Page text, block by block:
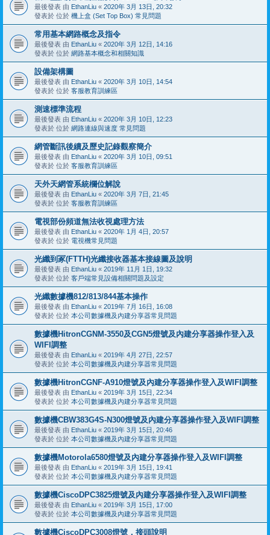
最後發表 由 EthanLiu « 2020年 3月 13日, 20:32
發表於 位於 機上盒 (Set Top Box) 常見問題
常用基本網路概念及指令
最後發表 由 EthanLiu « 2020年 3月 12日, 14:16
發表於 位於 網路基本概念和相關知識
設備架構圖
最後發表 由 EthanLiu « 2020年 3月 10日, 14:54
發表於 位於 客服教育訓練區
測速標準流程
最後發表 由 EthanLiu « 2020年 3月 10日, 12:23
發表於 位於 網路連線與速度 常見問題
網管斷訊後續及歷史記錄觀察簡介
最後發表 由 EthanLiu « 2020年 3月 10日, 09:51
發表於 位於 客服教育訓練區
天外天網管系統欄位解說
最後發表 由 EthanLiu « 2020年 3月 7日, 21:45
發表於 位於 客服教育訓練區
電視部份頻道無法收視處理方法
最後發表 由 EthanLiu « 2020年 1月 4日, 20:57
發表於 位於 電視機常見問題
光纖到冢(FTTH)光纖接收器基本接線圖及說明
最後發表 由 EthanLiu « 2019年 11月 1日, 19:32
發表於 位於 客戶端常見設備相關問題及設定
光纖數據機812/813/844基本操作
最後發表 由 EthanLiu « 2019年 7月 16日, 16:08
發表於 位於 本公司數據機及內建分享器常見問題
數據機HitronCGNM-3550及CGN5燈號及內建分享器操作登入及
WIFI調整
最後發表 由 EthanLiu « 2019年 4月 27日, 22:57
發表於 位於 本公司數據機及內建分享器常見問題
數據機HitronCGNF-A910燈號及內建分享器操作登入及WIFI調整
最後發表 由 EthanLiu « 2019年 3月 15日, 22:34
發表於 位於 本公司數據機及內建分享器常見問題
數據機CBW383G4S-N300燈號及內建分享器操作登入及WIFI調整
最後發表 由 EthanLiu « 2019年 3月 15日, 20:46
發表於 位於 本公司數據機及內建分享器常見問題
數據機Motorola6580燈號及內建分享器操作登入及WIFI調整
最後發表 由 EthanLiu « 2019年 3月 15日, 19:41
發表於 位於 本公司數據機及內建分享器常見問題
數據機CiscoDPC3825燈號及內建分享器操作登入及WIFI調整
最後發表 由 EthanLiu « 2019年 3月 15日, 17:00
發表於 位於 本公司數據機及內建分享器常見問題
數據機CiscoDPC3008燈號，接頭說明